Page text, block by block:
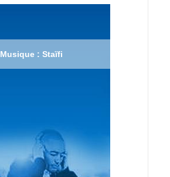
Musique : Staïfi